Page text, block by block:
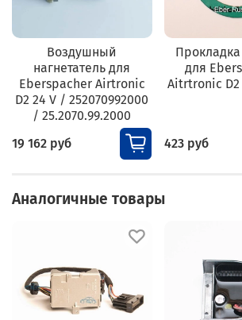
Воздушный
нагнетатель для
Eberspacher Airtronic
D2 24 V / 252070992000
/ 25.2070.99.2000
19 162 руб
для
Aitrtronic D2
423 руб
Аналогичные товары